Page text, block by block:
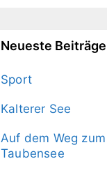
Neueste Beiträge
Sport
Kalterer See
Auf dem Weg zum
Taubensee